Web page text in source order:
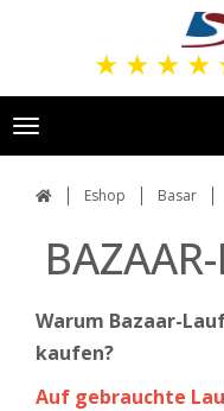
★ ★ ★ ★
Toggle
navigation
Eshop Basar
Warum Bazaar-
kaufen?
Auf gebrauchte